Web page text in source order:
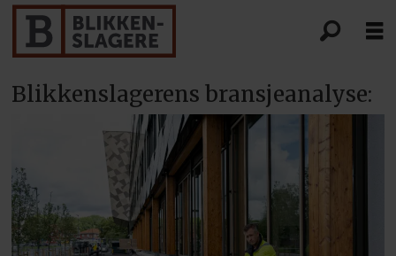
Blikkenslagerens bransjeanalyse: